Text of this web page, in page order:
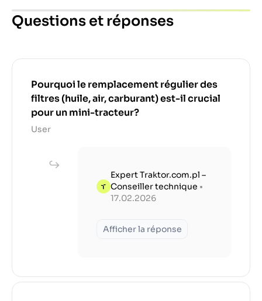
Questions et réponses
Pourquoi le remplacement régulier des
filtres (huile, air, carburant) est-il crucial
pour un mini-tracteur?
User
Expert Traktor.com.pl –
Conseiller technique •
17.02.2026
Afficher la réponse